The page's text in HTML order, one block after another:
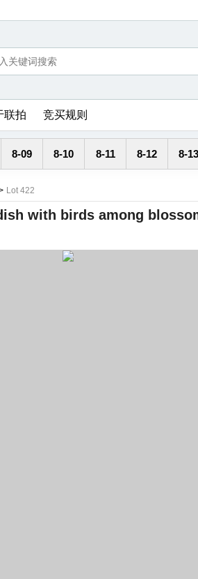
联拍 竞买规则
8-09 8-10 8-11 8-12 8-13
Lot 422
with birds among